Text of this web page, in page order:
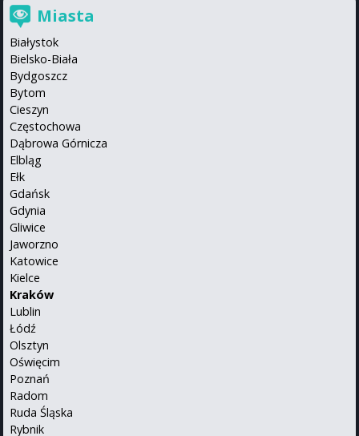
Miasta
Białystok
Bielsko-Biała
Bydgoszcz
Bytom
Cieszyn
Częstochowa
Dąbrowa Górnicza
Elbląg
Ełk
Gdańsk
Gdynia
Gliwice
Jaworzno
Katowice
Kielce
Kraków
Lublin
Łódź
Olsztyn
Oświęcim
Poznań
Radom
Ruda Śląska
Rybnik